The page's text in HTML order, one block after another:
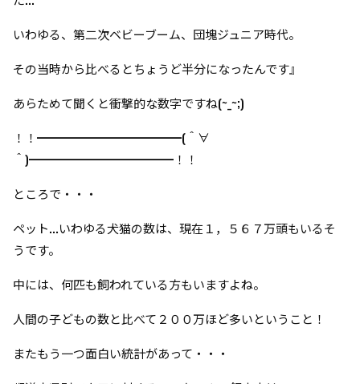
いわゆる、第二次ベビーブーム、団塊ジュニア時代。
その当時から比べるとちょうど半分になったんです』
あらためて聞くと衝撃的な数字ですね(~_~;)
！！━━━━━━━━━━━━(＾∀
＾)━━━━━━━━━━━━！！
ところで・・・
ペット...いわゆる犬猫の数は、 現在１，５６７万頭もいるそ
うです。
中には、何匹も飼われている方もいますよね。
人間の子どもの数と比べて２００万ほど多いということ！
またもう一つ面白い統計があって・・・